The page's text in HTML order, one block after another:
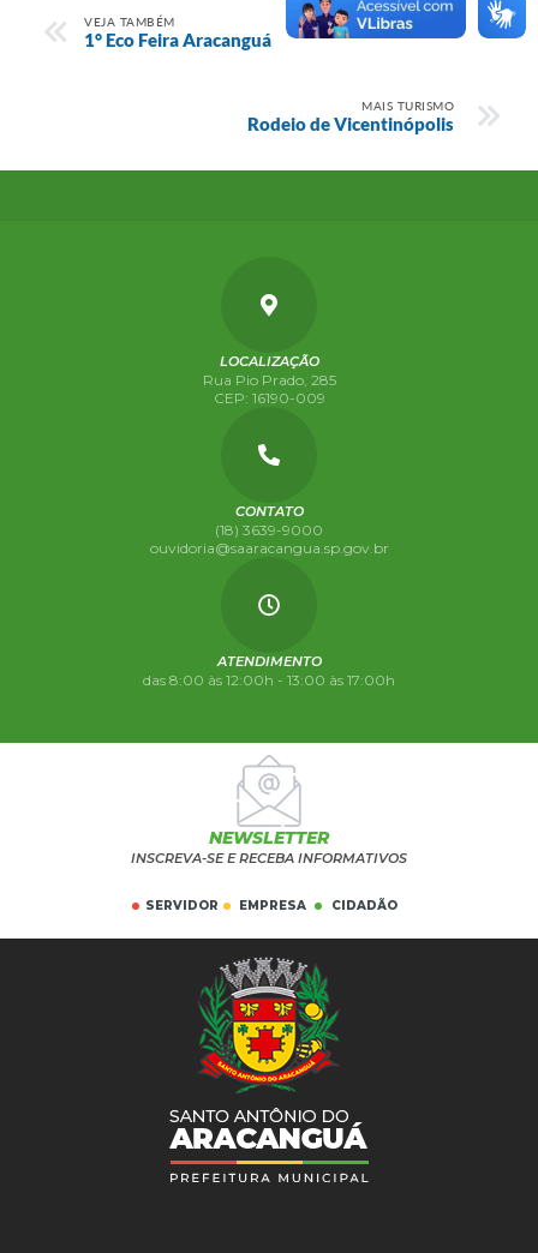
VEJA TAMBÉM
1° Eco Feira Aracanguá
MAIS TURISMO
Rodeio de Vicentinópolis
LOCALIZAÇÃO
Rua Pio Prado, 285
CEP: 16190-009
CONTATO
(18) 3639-9000
ouvidoria@saaracangua.sp.gov.br
ATENDIMENTO
das 8:00 às 12:00h - 13:00 às 17:00h
NEWSLETTER
INSCREVA-SE E RECEBA INFORMATIVOS
SERVIDOR EMPRESA CIDADÃO